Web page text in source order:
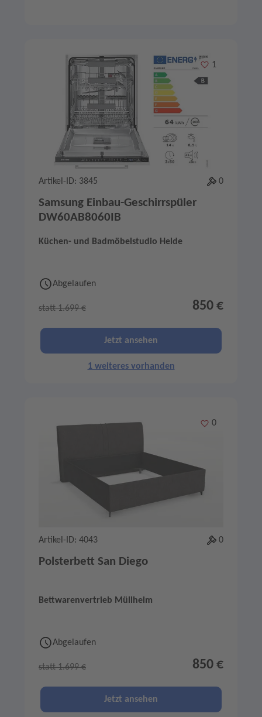
Merken
1
Artikel-ID: 3845 0
Samsung Einbau-Geschirrspüler
DW60AB8060IB
Küchen- und Badmöbelstudio Helde
Abgelaufen
statt 1.699 € 850 €
Jetzt ansehen
1 weiteres vorhanden
Merken
0
Artikel-ID: 4043 0
Polsterbett San Diego
Bettwarenvertrieb Müllheim
Abgelaufen
statt 1.699 € 850 €
Jetzt ansehen